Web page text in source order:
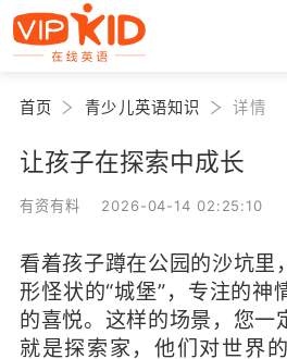
首页 青少儿英语知识 详情
让孩子在探索中成长
有资有料 2026-04-14 02:25:10
看着孩子蹲在公园的沙坑里
形怪状的“城堡”，专注的神
的喜悦。这样的场景，您一
就是探索家，他们对世界